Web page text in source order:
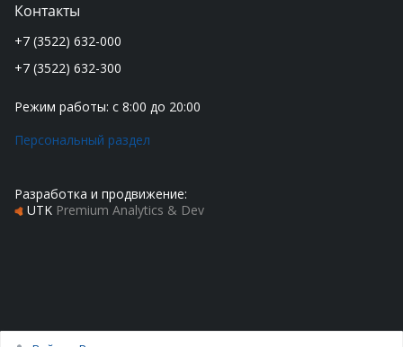
Контакты
+7 (3522) 632-000
+7 (3522) 632-300
Режим работы: с 8:00 до 20:00
Персональный раздел
Разработка и продвижение:
UTK Premium Analytics & Dev